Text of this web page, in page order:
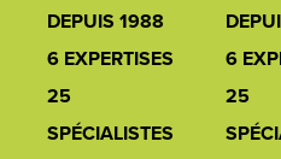
DEPUIS 1988
6 EXPERTISES
25
SPÉCIALISTES
6
25